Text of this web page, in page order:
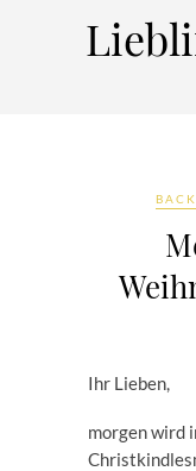
Ihr Lieben,
morgen wird